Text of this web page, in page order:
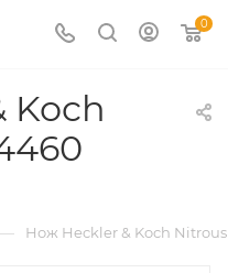
0
Koch
Нож Heckler & Koch Nitrous